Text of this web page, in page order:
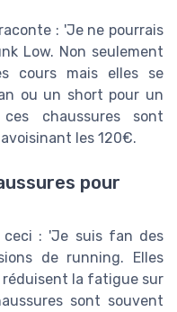
: 'Je ne pourrais
Low. Non seulement
cours mais elles se
ou un short pour un
chaussures sont
les 120€.
pour
: 'Je suis fan des
de running. Elles
la fatigue sur
sont souvent